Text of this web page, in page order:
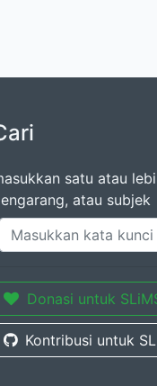
satu atau
atau subjek
Donasi untuk
Kontribusi untuk